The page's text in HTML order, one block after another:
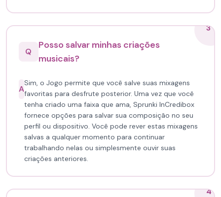
3
Q
Posso salvar minhas criações
musicais?
A
Sim, o Jogo permite que você salve suas mixagens
favoritas para desfrute posterior. Uma vez que você
tenha criado uma faixa que ama, Sprunki InCredibox
fornece opções para salvar sua composição no seu
perfil ou dispositivo. Você pode rever estas mixagens
salvas a qualquer momento para continuar
trabalhando nelas ou simplesmente ouvir suas
criações anteriores.
4